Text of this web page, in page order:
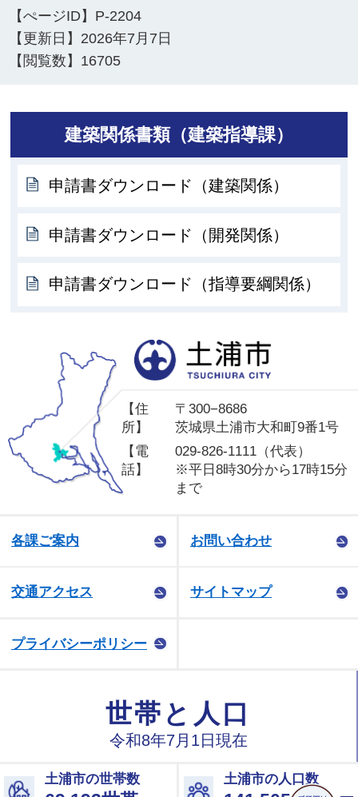
【ぺージID】 P-2204
【更新日】 2026年7月7日
【閲覧数】 16705
建築関係書類（建築指導課）
申請書ダウンロード（建築関係）
申請書ダウンロード（開発関係）
申請書ダウンロード（指導要綱関係）
【住
所】
〒300−8686
茨城県土浦市大和町9番1号
【電
話】
029-826-1111（代表）
※平日8時30分から17時15分
まで
各課ご案内 お問い合わせ
交通アクセス サイトマップ
プライバシーポリシー